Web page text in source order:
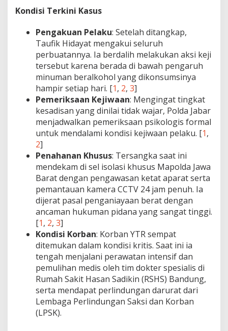
Kondisi Terkini Kasus
Pengakuan Pelaku: Setelah ditangkap,
Taufik Hidayat mengakui seluruh
perbuatannya. Ia berdalih melakukan aksi keji
tersebut karena berada di bawah pengaruh
minuman beralkohol yang dikonsumsinya
hampir setiap hari. [1, 2, 3]
Pemeriksaan Kejiwaan: Mengingat tingkat
kesadisan yang dinilai tidak wajar, Polda Jabar
menjadwalkan pemeriksaan psikologis formal
untuk mendalami kondisi kejiwaan pelaku. [1,
2]
Penahanan Khusus: Tersangka saat ini
mendekam di sel isolasi khusus Mapolda Jawa
Barat dengan pengawasan ketat aparat serta
pemantauan kamera CCTV 24 jam penuh. Ia
dijerat pasal penganiayaan berat dengan
ancaman hukuman pidana yang sangat tinggi.
[1, 2, 3]
Kondisi Korban: Korban YTR sempat
ditemukan dalam kondisi kritis. Saat ini ia
tengah menjalani perawatan intensif dan
pemulihan medis oleh tim dokter spesialis di
Rumah Sakit Hasan Sadikin (RSHS) Bandung,
serta mendapat perlindungan darurat dari
Lembaga Perlindungan Saksi dan Korban
(LPSK).